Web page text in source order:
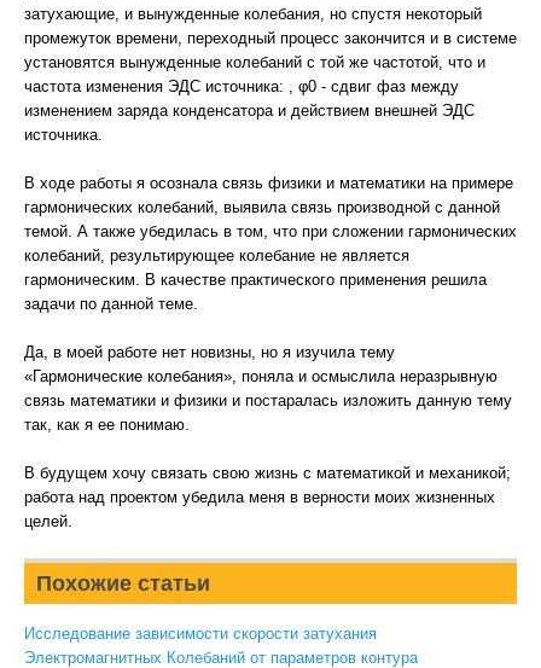
затухающие, и вынужденные колебания, но спустя некоторый
промежуток времени, переходный процесс закончится и в системе
установятся вынужденные колебаний с той же частотой, что и
частота изменения ЭДС источника: , φ0 - сдвиг фаз между
изменением заряда конденсатора и действием внешней ЭДС
источника.
В ходе работы я осознала связь физики и математики на примере
гармонических колебаний, выявила связь производной с данной
темой. А также убедилась в том, что при сложении гармонических
колебаний, результирующее колебание не является
гармоническим. В качестве практического применения решила
задачи по данной теме.
Да, в моей работе нет новизны, но я изучила тему
«Гармонические колебания», поняла и осмыслила неразрывную
связь математики и физики и постаралась изложить данную тему
так, как я ее понимаю.
В будущем хочу связать свою жизнь с математикой и механикой;
работа над проектом убедила меня в верности моих жизненных
целей.
Похожие статьи
Исследование зависимости скорости затухания
Электромагнитных Колебаний от параметров контура